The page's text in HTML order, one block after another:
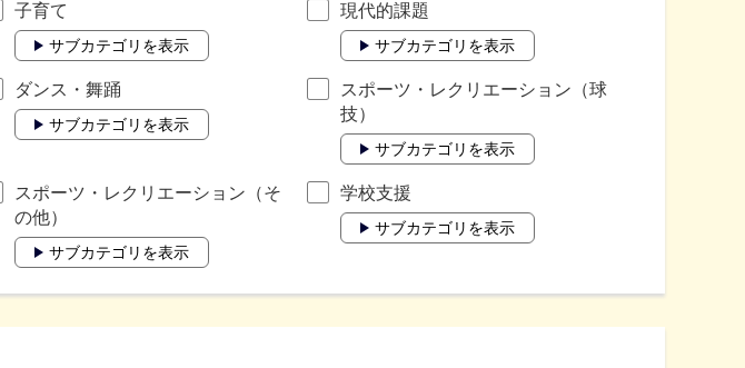
子育て
サブカテゴリを表示
現代的課題
サブカテゴリを表示
ダンス・舞踊
サブカテゴリを表示
スポーツ・レクリエーション（球
技）
サブカテゴリを表示
スポーツ・レクリエーション（そ
の他）
サブカテゴリを表示
学校支援
サブカテゴリを表示